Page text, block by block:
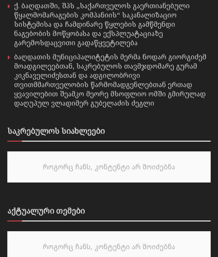
ქ. ბაღდათში, შპს „საქართველოს გაერთიანებული
წყალმომარაგების კომპანიის“ საკანალიზაციო
სისტემისა და ჩამდინარე წყლების გამწმენდი
ნაგებობის მოწყობასა და ექსპლუატაციაზე
გარემოსდაცვითი გადაწყვეტილება
ბაღდათის მუნიციპალიტეტის მერმა ნოდარ გიორგიძემ
მოადგილეებთან, საკრებულოს თავმჯდომარე გურამ
კიკნაველიძესთან და ადგილობრივი
თვითმმართველობის წარმომადგენლებთან ერთად
ყვავილებით შეამკო მეორე მსოფლიო ომში გმირულად
დაღუპულ ვლადიმერ გუბელაძის ძეგლი
საკრებულოს სიახლეები
როგორც ჩანს, კონტენტი არ მოიძებნა
აქტუალური თემები
როგორც ჩანს, კონტენტი არ მოიძებნა